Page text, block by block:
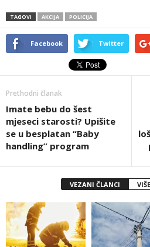
TAGOVI AKCIJA POLICIJA
Facebook Twitter
Prethodni članak
Imate bebu do šest
mjeseci starosti? Upišite
se u besplatan “Baby
handling” program
VEZANI ČLANCI